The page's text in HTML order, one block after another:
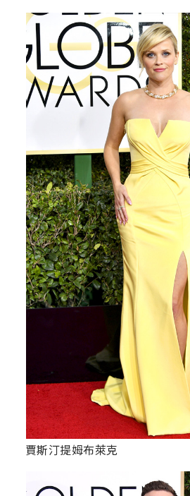
賈斯汀提姆布萊克